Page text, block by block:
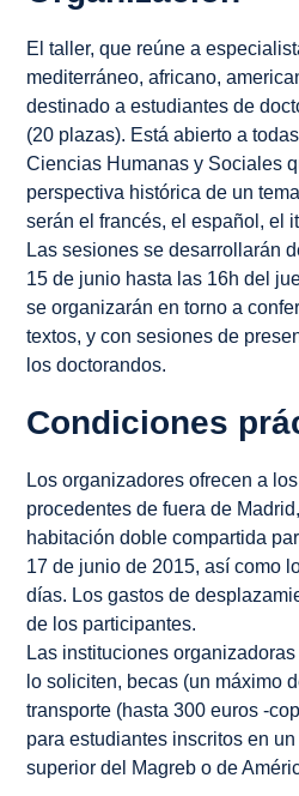
El taller, que reúne a
mediterráneo, africano,
destinado a estudiantes de
(20 plazas). Está abierto a
Ciencias Humanas y Sociales
perspectiva histórica de un
serán el francés, el español, el
Las sesiones se desarrollarán
15 de junio hasta las 16h del
se organizarán en torno a
textos, y con sesiones de
los doctorandos.
Condiciones
Los organizadores ofrecen a
procedentes de fuera de
habitación doble compartida
17 de junio de 2015, así como
días. Los gastos de
de los participantes.
Las instituciones
lo soliciten, becas (un máximo
transporte (hasta 300 euros -
para estudiantes inscritos en
superior del Magreb o de